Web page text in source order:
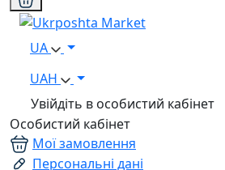
UA
UAH
Увійдіть в особистий кабінет
Особистий кабінет
Мої замовлення
Персональні дані